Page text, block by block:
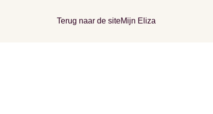
Terug naar de siteMijn Eliza